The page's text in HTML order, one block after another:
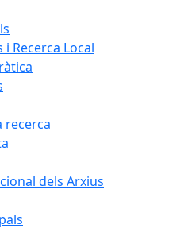
i Recerca Local
recerca
dels Arxius